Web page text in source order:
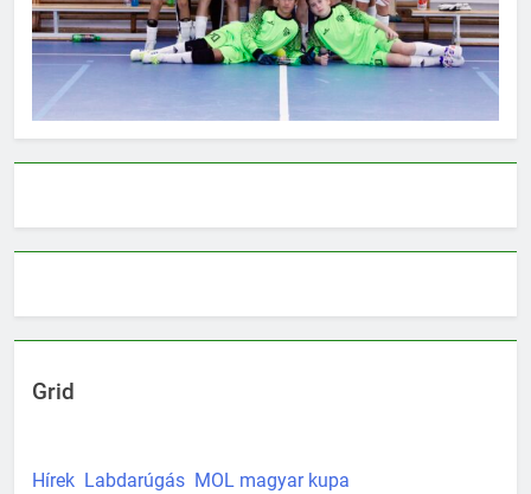
Grid
Hírek Labdarúgás MOL magyar kupa